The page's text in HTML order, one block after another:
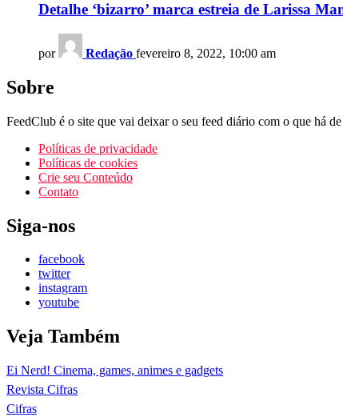
Detalhe ‘bizarro’ marca estreia de Larissa
por Redação fevereiro 8, 2022, 10:00 am
Sobre
FeedClub é o site que vai deixar o seu feed diário com o que há
Políticas de privacidade
Políticas de cookies
Crie seu Conteúdo
Contato
Siga-nos
facebook
twitter
instagram
youtube
Veja Também
Ei Nerd! Cinema, games, animes e gadgets
Revista Cifras
Cifras